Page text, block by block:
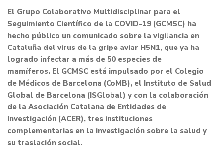
El Grupo Colaborativo Multidisciplinar para el
Seguimiento Científico de la COVID-19 (GCMSC) ha
hecho público un comunicado sobre la vigilancia en
Cataluña del virus de la gripe aviar H5N1, que ya ha
logrado infectar a más de 50 especies de
mamíferos. El GCMSC está impulsado por el Colegio
de Médicos de Barcelona (CoMB), el Instituto de Salud
Global de Barcelona (ISGlobal) y con la colaboración
de la Asociación Catalana de Entidades de
Investigación (ACER), tres instituciones
complementarias en la investigación sobre la salud y
su traslación social.